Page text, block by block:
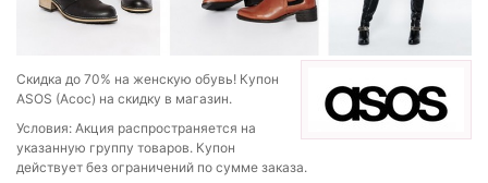
Скидка до 70% на женскую обувь! Купон
ASOS (Асос) на скидку в магазин.
Условия: Акция распространяется на
указанную группу товаров. Купон
действует без ограничений по сумме заказа.